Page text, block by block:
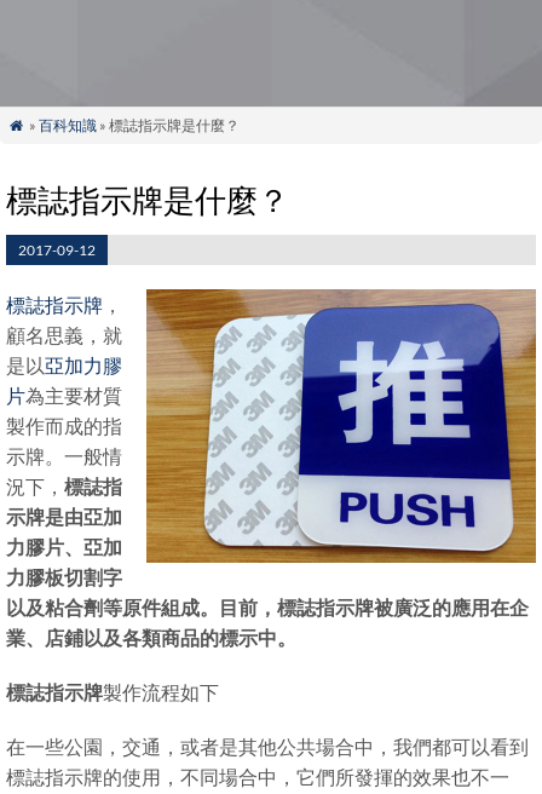
 » 百科知識» 標誌指示牌是什麼？
標誌指示牌是什麼？
2017-09-12
標誌指示牌 ，
顧名思義，就
是以亞加力膠
片為主要材質
製作而成的指
示牌。一般情
況下， 標誌指
示牌是由亞加
力膠片、亞加
力膠板切割字
以及粘合劑等原件組成。目前，標誌指示牌被廣泛的應用在企
業、店鋪以及各類商品的標示中。
標誌指示牌製作流程如下
在一些公園，交通，或者是其他公共場合中，我們都可以看到
標誌指示牌的使用，不同場合中，它們所發揮的效果也不一